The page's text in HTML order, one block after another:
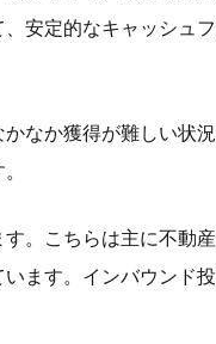
安定的なキャッシュ
なか獲得が難しい状
。こちらは主に不動
ます。インバウンド